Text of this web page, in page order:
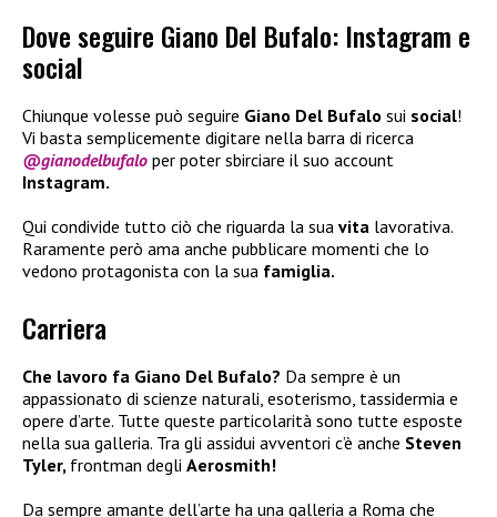
Dove seguire Giano Del Bufalo: Instagram e
social
Chiunque volesse può seguire Giano Del Bufalo sui social!
Vi basta semplicemente digitare nella barra di ricerca
@gianodelbufalo per poter sbirciare il suo account
Instagram.
Qui condivide tutto ciò che riguarda la sua vita lavorativa.
Raramente però ama anche pubblicare momenti che lo
vedono protagonista con la sua famiglia.
Carriera
Che lavoro fa Giano Del Bufalo? Da sempre è un
appassionato di scienze naturali, esoterismo, tassidermia e
opere d’arte. Tutte queste particolarità sono tutte esposte
nella sua galleria. Tra gli assidui avventori c’è anche Steven
Tyler, frontman degli Aerosmith!
Da sempre amante dell’arte ha una galleria a Roma che